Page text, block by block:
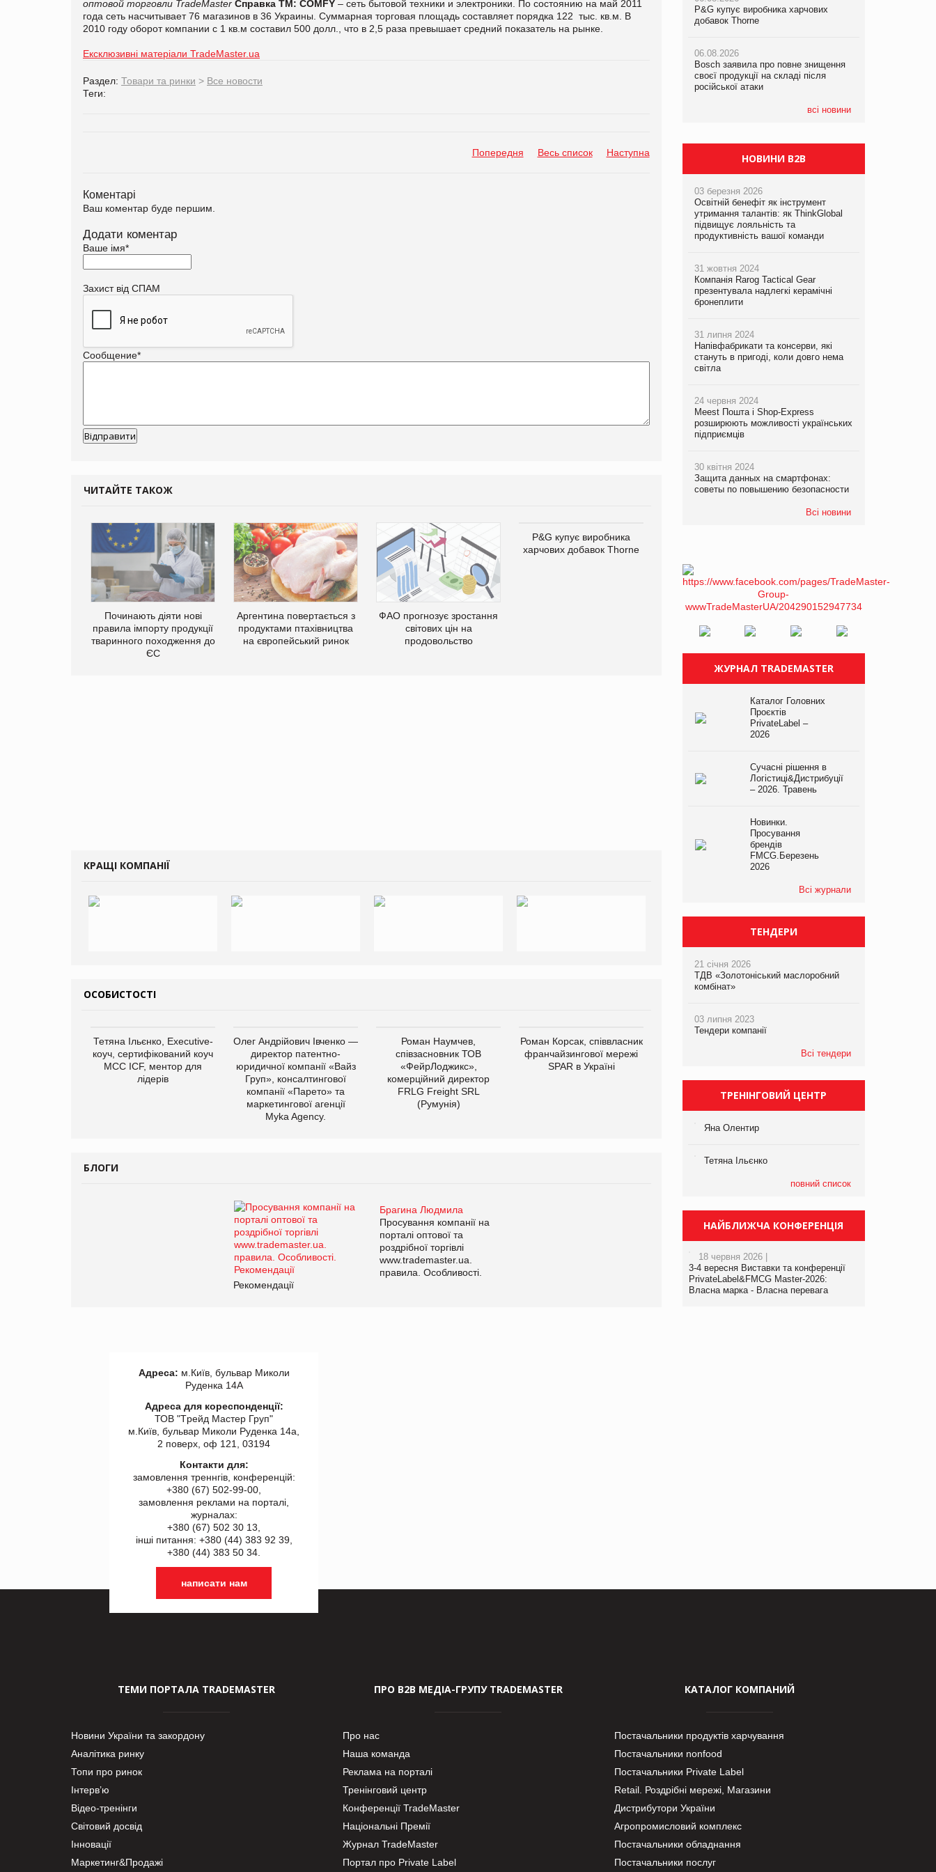
оптовой торговли TradeMaster Справка ТМ: COMFY – сеть бытовой техники и электроники По состоянию на май 2011
года сеть насчитывает 76 магазинов в 36 Украины. Суммарная торговая площадь составляет порядка 122 тыс. кв. м. В
2010 году оборот компании с 1 кв. м составил 500 долл. , что в 2,5 раза превышает средний показатель на рынке.
Ексклюзивні матеріали TradeMaster.ua
Раздел: Товари та ринки > Все новости
Теги:
Попередня Весь список Наступна
Коментарі
Ваш коментар буде першим.
Додати коментар
Ваше імя*
Захист від СПАМ
Сообщение*
ЧИТАЙТЕ ТАКОЖ
Починають діяти нові
правила імпорту продукції
тваринного походження до
ЄС
Аргентина повертається з
продуктами птахівництва
на європейський ринок
ФАО прогнозує зростання
світових цін на
продовольство
P&G купує виробника
харчових добавок Thorne
на складі після російської
Varto!
КРАЩІ КОМПАНІЇ
ОСОБИСТОСТІ
Тетяна Ільєнко, Executive-
коуч, сертифікований коуч
МСС ICF, ментор для
лідерів
Олег Андрійович Івченко —
директор патентно-
юридичної компанії «Вайз
Груп», консалтингової
компанії «Парето» та
маркетингової агенції
Myka Agency.
Роман Наумчев,
співзасновник ТОВ
«ФейрЛоджикс»,
комерційний директор
FRLG Freight SRL
(Румунія)
Роман Корсак, співвласник
франчайзингової мережі
SPAR в Україні
виробництва
компанії «УкраМарин»
БЛОГИ
Брагина Людмила
Просування компанії на
порталі оптової та
роздрібної торгівлі
www.trademaster.ua.
правила. Особливості.
Рекомендації
P&G купує виробника харчових
добавок Thorne
06.08.2026
Bosch заявила про повне знищення
своєї продукції на складі після
російської атаки
всі новини
P&G купує виробника харчових
добавок Thorne
06.08.2026
Bosch заявила про повне знищення
своєї продукції на складі після
російської атаки
P&G купує виробника харчових
добавок Thorne
06.08.2026
Bosch заявила про повне знищення
своєї продукції на складі після
російської атаки
НОВИНИ B2B
03 березня 2026
Освітній бенефіт як інструмент
утримання талантів: як ThinkGlobal
підвищує лояльність та
продуктивність вашої команди
31 жовтня 2024
Компанія Rarog Tactical Gear
презентувала надлегкі керамічні
бронеплити
31 липня 2024
Напівфабрикати та консерви, які
стануть в пригоді, коли довго нема
світла
24 червня 2024
Meest Пошта і Shop-Express
розширюють можливості українських
підприємців
30 квітня 2024
Защита данных на смартфонах:
советы по повышению безопасности
Всі новини
ЖУРНАЛ TRADEMASTER
Каталог Головних
Проєктів
PrivateLabel –
2026
Сучасні рішення в
Логістиці&Дистрибуції
– 2026. Травень
Новинки.
Просування
брендів
FMCG.Березень
2026
Всі журнали
ТЕНДЕРИ
21 січня 2026
ТДВ «Золотоніський маслоробний
комбінат»
03 липня 2023
Тендери компанії
Всі тендери
ТРЕНІНГОВИЙ ЦЕНТР
Яна Олентир
Тетяна Ільєнко
повний список
НАЙБЛИЖЧА КОНФЕРЕНЦІЯ
18 червня 2026 |
3-4 вересня Виставки та конференції
PrivateLabel&FMCG Master-2026:
Власна марка - Власна перевага
Адреса: м.Київ, бульвар Миколи
Руденка 14А
Адреса для кореспонденції:
ТОВ "Tрейд Мастер Груп"
м.Київ, бульвар Миколи Руденка 14а,
2 поверх, оф 121, 03194
Контакти для:
замовлення треннгів, конференцій:
+380 (67) 502-99-00,
замовлення реклами на порталі,
журналах:
+380 (67) 502 30 13,
інші питання: +380 (44) 383 92 39,
+380 (44) 383 50 34.
написати нам
ТЕМИ ПОРТАЛА TRADEMASTER
Новини України та закордону
Аналітика ринку
Топи про ринок
Інтерв’ю
Відео-тренінги
Світовий досвід
Інновації
Маркетинг&Продажі
ПРО В2В МЕДІА-ГРУПУ TRADEMASTER
Про нас
Наша команда
Реклама на порталі
Тренінговий центр
Конференції TradeMaster
Національні Премії
Журнал TradeMaster
Портал про Private Label
КАТАЛОГ КОМПАНИЙ
Постачальники продуктів харчування
Постачальники nonfood
Постачальники Private Label
Retail. Роздрібні мережі, Магазини
Дистрибутори України
Агропромисловий комплекс
Постачальники обладнання
Постачальники послуг